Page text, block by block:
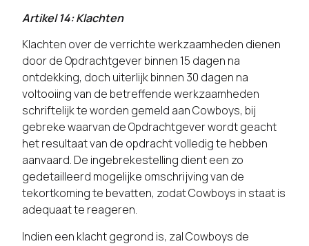
Artikel 14: Klachten
Klachten over de verrichte werkzaamheden dienen
door de Opdrachtgever binnen 15 dagen na
ontdekking, doch uiterlijk binnen 30 dagen na
voltooiing van de betreffende werkzaamheden
schriftelijk te worden gemeld aan Cowboys, bij
gebreke waarvan de Opdrachtgever wordt geacht
het resultaat van de opdracht volledig te hebben
aanvaard. De ingebrekestelling dient een zo
gedetailleerd mogelijke omschrijving van de
tekortkoming te bevatten, zodat Cowboys in staat is
adequaat te reageren.
Indien een klacht gegrond is, zal Cowboys de